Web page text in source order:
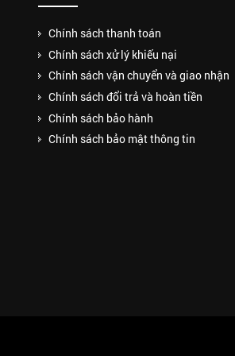
Chính sách thanh toán
Chính sách xử lý khiếu nại
Chính sách vận chuyển và giao nhận
Chính sách đổi trả và hoàn tiền
Chính sách bảo hành
Chính sách bảo mật thông tin